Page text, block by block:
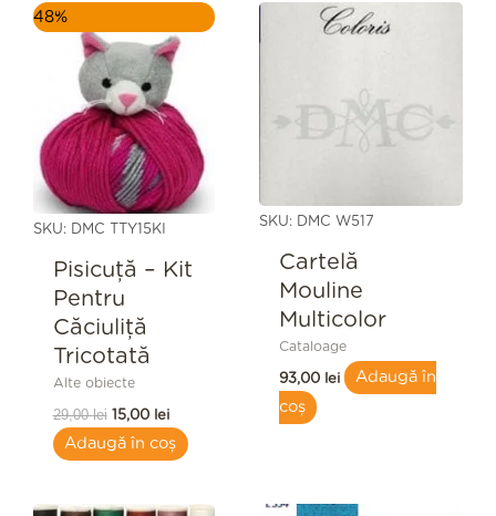
48%
SKU: DMC TTY15KI
Pisicuță – Kit
Pentru
Căciuliță
Tricotată
Alte obiecte
29,00lei
a
fost:
29,00 lei.
15,00 lei
Prețul
curent
este:
15,00 lei.
Adaugă în coș
SKU: DMC W517
Cartelă
Mouline
Multicolor
Cataloage
93,00 lei
Adaugă în
coș